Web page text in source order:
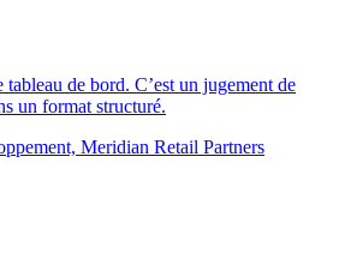
tableau de bord. C’est un jugement de
un format structuré.
Meridian Retail Partners